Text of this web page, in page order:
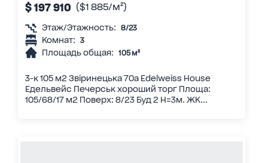
$ 197 910 ($1 885/м²)
Этаж/Этажность: 8/23
Комнат: 3
Площадь общая: 105 м²
3-к 105 м2 Звіринецька 70а Edelweiss House
Едельвейс Печерськ хороший торг Площа:
105/68/17 м2 Поверх: 8/23 Буд 2 H=3м. ЖК...